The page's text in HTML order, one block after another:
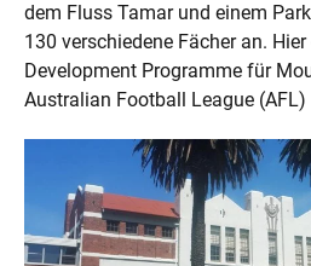
dem Fluss Tamar und einem
130 verschiedene Fächer an.
Development Programme für
Australian Football League (AFL)